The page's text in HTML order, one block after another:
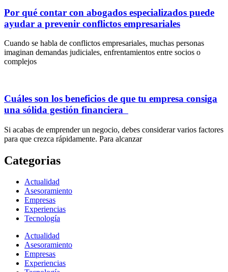
Por qué contar con abogados especializados puede
ayudar a prevenir conflictos empresariales
Cuando se habla de conflictos empresariales, muchas personas
imaginan demandas judiciales, enfrentamientos entre socios o
complejos
Cuáles son los beneficios de que tu empresa consiga
una sólida gestión financiera
Si acabas de emprender un negocio, debes considerar varios factores
para que crezca rápidamente. Para alcanzar
Categorias
Actualidad
Asesoramiento
Empresas
Experiencias
Tecnología
Actualidad
Asesoramiento
Empresas
Experiencias